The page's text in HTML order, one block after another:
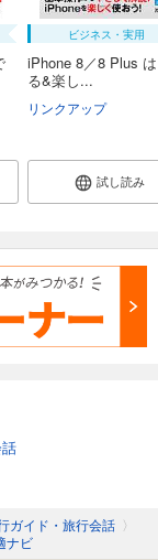
ビジネス・実用
iPhone 8／8 Plus
る&楽し...
リンクアップ
試し読み
ガイド・旅行会話 〉
ナビ